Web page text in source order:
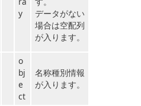
y
データがない
場合は空配列
が入ります。
o
bj
e
ct
名称種別情報
が入ります。